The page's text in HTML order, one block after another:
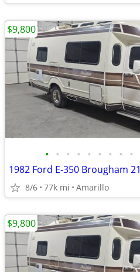
• • • • • • • • •
1982 Ford E-350 Brougham 21
8/6 77k mi Amarillo
$9,800
$9,800